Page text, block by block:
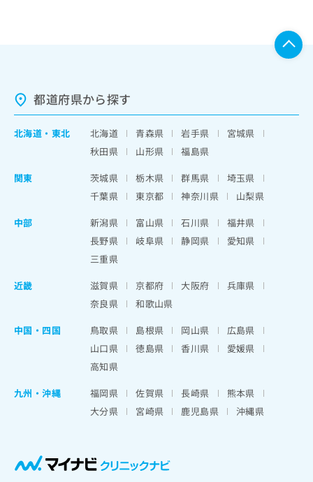
都道府県から探す
北海道 ・ 東北 北海道 青森県 岩手県
宮城県
秋田県
山形県
福島県
関東
茨城県 栃木県 群馬県
埼玉県
千葉県
東京都 神奈川県
山梨県
中部
新潟県 富山県 石川県
福井県
長野県
岐阜県 静岡県
愛知県
三重県
近畿
滋賀県 京都府 大阪府
兵庫県
奈良県
和歌山県
中国・四国
鳥取県 島根県 岡山県
広島県
山口県
徳島県 香川県
愛媛県
高知県
九州・沖縄
福岡県 佐賀県 長崎県
熊本県
大分県
宮崎県 鹿児島県 沖縄県